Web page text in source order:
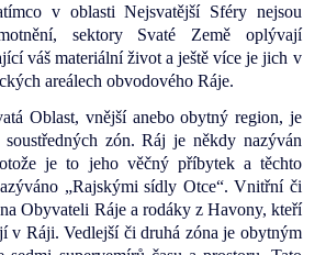
v oblasti Nejsvatější Sféry nejsou
sektory Svaté Země oplývají
váš materiální život a ještě více je jich v
areálech obvodového Ráje.
Oblast, vnější anebo obytný region, je
soustředných zón. Ráj je někdy nazýván
je to jeho věčný příbytek a těchto
„Rajskými sídly Otce“. Vnitřní či
Obyvateli Ráje a rodáky z Havony, kteří
v Ráji. Vedlejší či druhá zóna je obytným